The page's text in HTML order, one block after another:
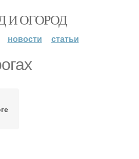
И ОГОРОД
новости статьи